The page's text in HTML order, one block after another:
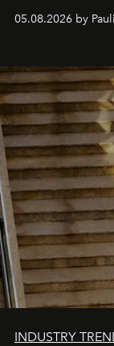
personnages
05.08.2026 by
INDUSTRY